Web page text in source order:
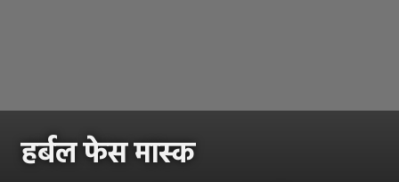
हर्बल फेस मास्क